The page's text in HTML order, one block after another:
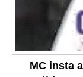
MC insta